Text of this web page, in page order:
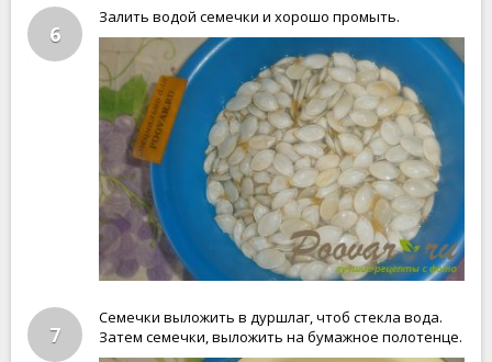
6
Залить водой семечки и хорошо промыть.
7
Семечки выложить в дуршлаг, чтоб стекла вода.
Затем семечки, выложить на бумажное полотенце.